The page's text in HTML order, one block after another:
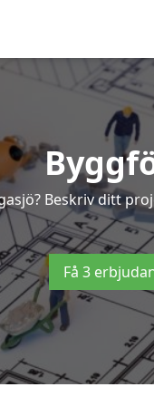
Beskriv ditt
Få 3